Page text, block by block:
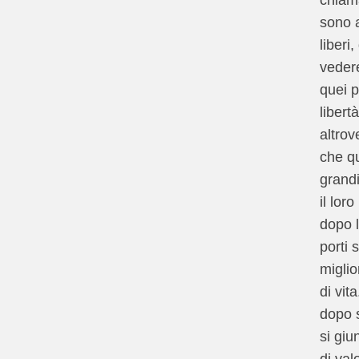
sono
quei
che
il loro
dopo
porti
di
dopo
si